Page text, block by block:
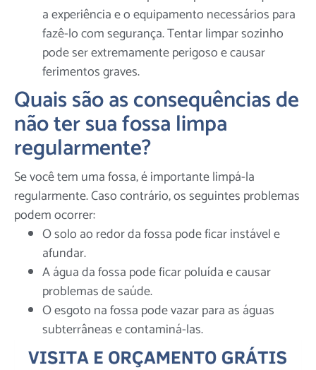
a experiência e o equipamento necessários para
fazê-lo com segurança. Tentar limpar sozinho
pode ser extremamente perigoso e causar
ferimentos graves.
Quais são as consequências de
não ter sua fossa limpa
regularmente?
Se você tem uma fossa, é importante limpá-la
regularmente. Caso contrário, os seguintes problemas
podem ocorrer:
O solo ao redor da fossa pode ficar instável e
afundar.
A água da fossa pode ficar poluída e causar
problemas de saúde.
O esgoto na fossa pode vazar para as águas
subterrâneas e contaminá-las.